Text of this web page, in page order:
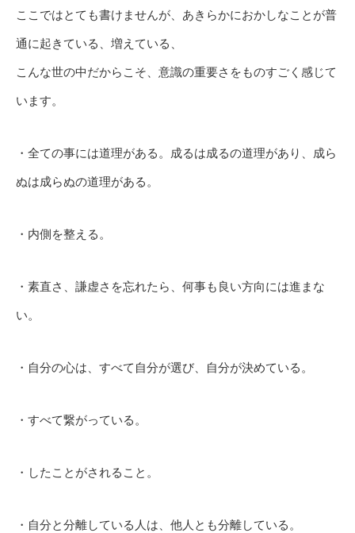
ここではとても書けませんが、あきらかにおかしなことが普
通に起きている、増えている、
こんな世の中だからこそ、意識の重要さをものすごく感じて
います。
・全ての事には道理がある。成るは成るの道理があり、成ら
ぬは成らぬの道理がある。
・内側を整える。
・素直さ、謙虚さを忘れたら、何事も良い方向には進まな
い。
・自分の心は、すべて自分が選び、自分が決めている。
・すべて繋がっている。
・したことがされること。
・自分と分離している人は、他人とも分離している。